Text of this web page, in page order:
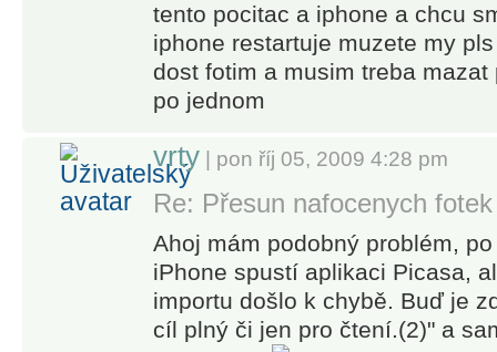
tento pocitac a iphone a chcu
iphone restartuje muzete my
dost fotim a musim treba
po jednom
vrty | pon říj 05, 2009 4:28 pm
Re: Přesun nafocenych
Ahoj mám podobný problém,
iPhone spustí aplikaci Picasa,
importu došlo k chybě. Buď je
cíl plný či jen pro čtení.(2)" a